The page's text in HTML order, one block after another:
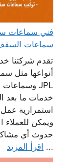
سماعات
تقدم شركتنا
أنواعها
خدمات ما بعد
استمرارية
ويمكن
حدوث أي
... اقرأ المزيد